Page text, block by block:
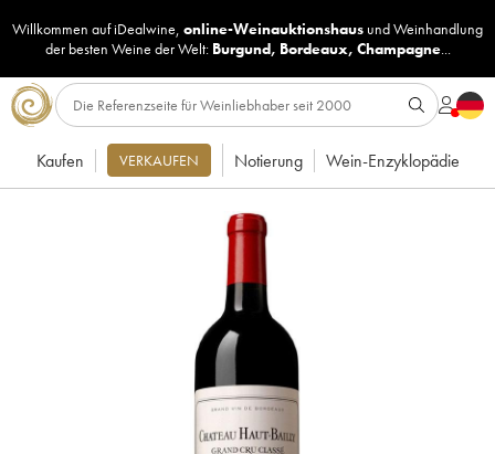
Willkommen auf iDealwine, online-Weinauktionshaus undWeinhandlung
der besten Weine der Welt: Burgund, Bordeaux, Champagne...
Kaufen VERKAUFEN Notierung Wein-Enzyklopädie